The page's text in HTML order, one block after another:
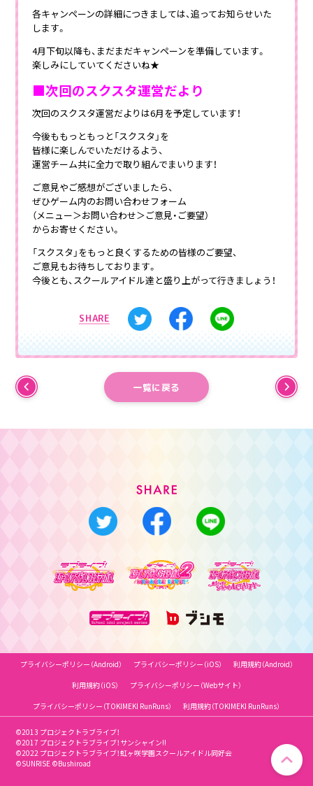
各キャンペーンの詳細につきましては、追ってお知らせいた
します。
4月下旬以降も、まだまだキャンペーンを準備しています。
楽しみにしていてくださいね★
■次回のスクスタ運営だより
次回のスクスタ運営だよりは6月を予定しています！
今後ももっともっと「スクスタ」を
皆様に楽しんでいただけるよう、
運営チーム共に全力で取り組んでまいります！
ご意見やご感想がございましたら、
ぜひゲーム内のお問い合わせフォーム
（メニュー＞お問い合わせ＞ご意見・ご要望）
からお寄せください。
「スクスタ」をもっと良くするための皆様のご要望、
ご意見もお待ちしております。
今後とも、スクールアイドル達と盛り上がって行きましょう！
SHARE
一覧に戻る
プライバシーポリシー（Android） プライバシーポリシー（iOS）
利用規約（Android）
利用規約（iOS）
プライバシーポリシー（Webサイト）
プライバシーポリシー（TOKIMEKI RunRuns）
利用規約（TOKIMEKI RunRuns）
©2013 プロジェクトラブライブ！
©2017 プロジェクトラブライブ！サンシャイン!!
©2022 プロジェクトラブライブ！虹ヶ咲学園スクールアイドル同好会
©SUNRISE ©Bushiroad